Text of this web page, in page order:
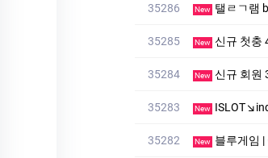
35286 New 탤ㄹㄱ램
35285 New 신규 첫충
35284 New 신규 회원
35283 New
35282 New 블루게­임